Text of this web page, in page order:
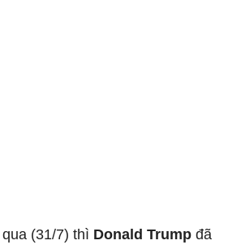
(31/7) thì Donald Trump đã